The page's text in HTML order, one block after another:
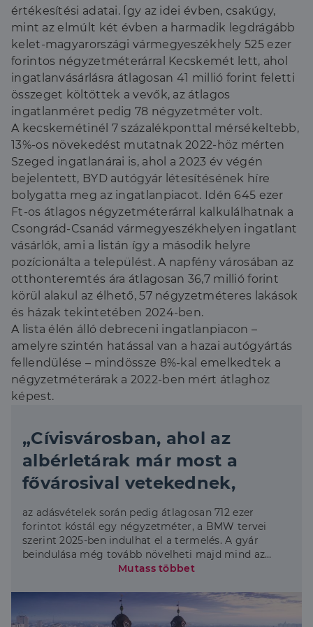
értékesítési adatai. Így az idei évben, csakúgy,
mint az elmúlt két évben a harmadik legdrágább
kelet-magyarországi vármegyeszékhely 525 ezer
forintos négyzetméterárral Kecskemét lett, ahol
ingatlanvásárlásra átlagosan 41 millió forint feletti
összeget költöttek a vevők, az átlagos
ingatlanméret pedig 78 négyzetméter volt.
A kecskemétinél 7 százalékponttal mérsékeltebb,
13%-os növekedést mutatnak 2022-höz mérten
Szeged ingatlanárai is, ahol a 2023 év végén
bejelentett, BYD autógyár létesítésének híre
bolygatta meg az ingatlanpiacot. Idén 645 ezer
Ft-os átlagos négyzetméterárral kalkulálhatnak a
Csongrád-Csanád vármegyeszékhelyen ingatlant
vásárlók, ami a listán így a második helyre
pozícionálta a települést. A napfény városában az
otthonteremtés ára átlagosan 36,7 millió forint
körül alakul az élhető, 57 négyzetméteres lakások
és házak tekintetében 2024-ben.
A lista élén álló debreceni ingatlanpiacon –
amelyre szintén hatással van a hazai autógyártás
fellendülése – mindössze 8%-kal emelkedtek a
négyzetméterárak a 2022-ben mért átlaghoz
képest.
„Cívisvárosban, ahol az
albérletárak már most a
fővárosival vetekednek,
az adásvételek során pedig átlagosan 712 ezer
forintot kóstál egy négyzetméter, a BMW tervei
szerint 2025-ben indulhat el a termelés. A gyár
beindulása még tovább növelheti majd mind az
eladó, mind a kiadó lakások iránti keresletet.” –
Mutass többet